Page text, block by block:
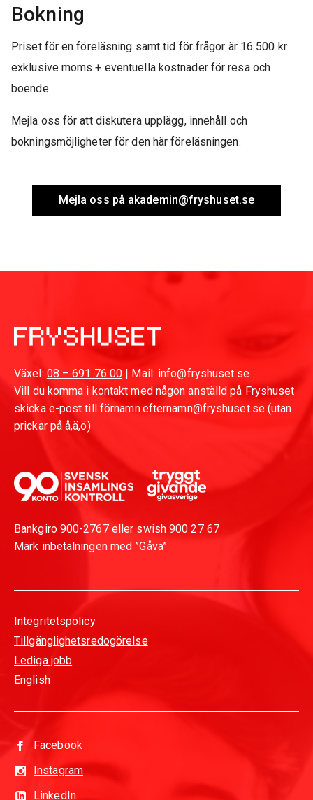
Bokning
Priset för en föreläsning samt tid för frågor är 16 500 kr
exklusive moms + eventuella kostnader för resa och
boende.
Mejla oss för att diskutera upplägg, innehåll och
bokningsmöjligheter för den här föreläsningen.
Mejla oss på akademin@fryshuset.se
Växel: 08 – 691 76 00 | Mail: info@fryshuset.se
Vill du komma i kontakt med någon anställd på Fryshuset
skicka e-post till förnamn.efternamn@fryshuset.se (utan
prickar på å,ä,ö)
Bankgiro 900-2767 eller swish 900 27 67
Märk inbetalningen med ”Gåva”
Integritetspolicy
Tillgänglighetsredogörelse
Lediga jobb
English
Facebook
Instagram
LinkedIn